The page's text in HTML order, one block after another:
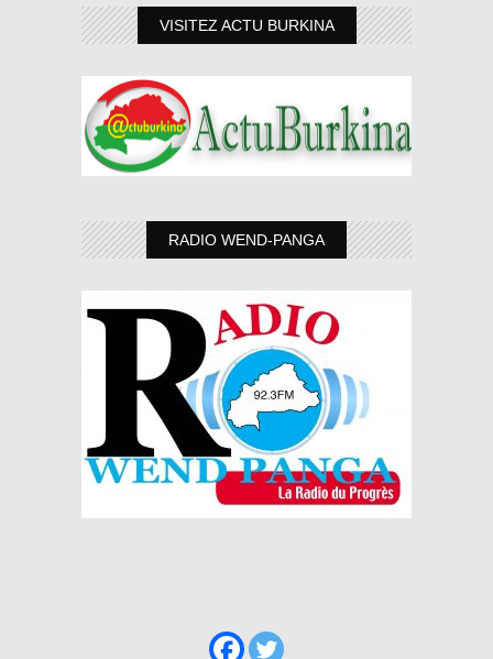
VISITEZ ACTU BURKINA
RADIO WEND-PANGA